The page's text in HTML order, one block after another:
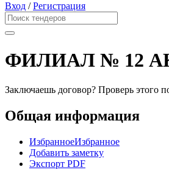
Вход /Регистрация
ФИЛИАЛ № 12
Заключаешь договор? Проверь этого
Общая информация
ИзбранноеИзбранное
Добавить заметку
Экспорт PDF